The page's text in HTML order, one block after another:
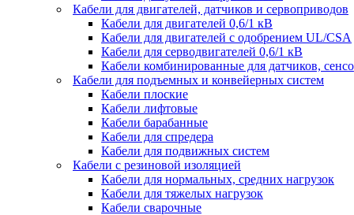
Кабели для двигателей, датчиков и сервоприводов
Кабели для двигателей 0,6/1 кВ
Кабели для двигателей с одобрением UL/CSA
Кабели для серводвигателей 0,6/1 кВ
Кабели комбинированные для датчиков,
Кабели для подъемных и конвейерных систем
Кабели плоские
Кабели лифтовые
Кабели барабанные
Кабели для спредера
Кабели для подвижных систем
Кабели с резиновой изоляцией
Кабели для нормальных, средних нагрузок
Кабели для тяжелых нагрузок
Кабели сварочные